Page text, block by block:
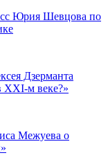
Юрия Шевцова по
Дзерманта
XXI-м веке?»
Межуева о